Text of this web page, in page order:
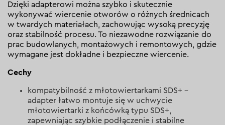
Dzięki adapterowi można szybko i skutecznie
wykonywać wiercenie otworów o różnych średnicach
w twardych materiałach, zachowując wysoką precyzję
oraz stabilność procesu. To niezawodne rozwiązanie do
prac budowlanych, montażowych i remontowych, gdzie
wymagane jest dokładne i bezpieczne wiercenie.
Cechy
kompatybilność z młotowiertarkami SDS+ –
adapter łatwo montuje się w uchwycie
młotowiertarki z końcówką typu SDS+,
zapewniając szybkie podłączenie i stabilne